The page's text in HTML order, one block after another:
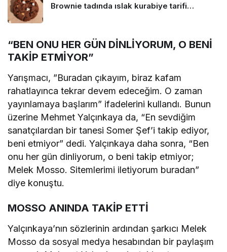
Brownie tadında ıslak kurabiye tarifi…
“BEN ONU HER GÜN DİNLİYORUM, O BENİ
TAKİP ETMİYOR”
Yarışmacı, ”Buradan çıkayım, biraz kafam
rahatlayınca tekrar devem edeceğim. O zaman
yayınlamaya başlarım” ifadelerini kullandı. Bunun
üzerine Mehmet Yalçınkaya da, “En sevdiğim
sanatçılardan bir tanesi Somer Şef’i takip ediyor,
beni etmiyor” dedi. Yalçınkaya daha sonra, “Ben
onu her gün dinliyorum, o beni takip etmiyor;
Melek Mosso. Sitemlerimi iletiyorum buradan”
diye konuştu.
MOSSO ANINDA TAKİP ETTİ
Yalçınkaya’nın sözlerinin ardından şarkıcı Melek
Mosso da sosyal medya hesabından bir paylaşım